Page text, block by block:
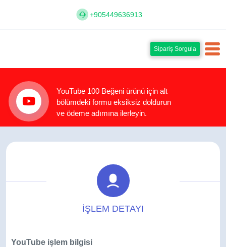
+905449636913
Sipariş Sorgula
YouTube 100 Beğeni ürünü için alt
bölümdeki formu eksiksiz doldurun
ve ödeme adımına ilerleyin.
İŞLEM DETAYI
YouTube işlem bilgisi